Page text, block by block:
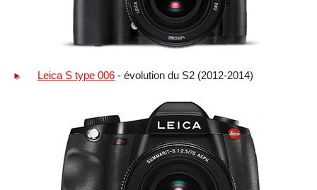
Leica S type 006 - évolution du S2 (2012-2014)